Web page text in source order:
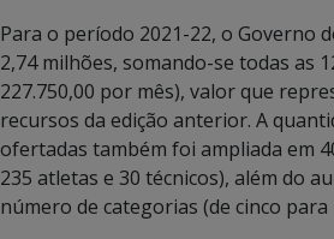
Para o período 2021-22, o Governo
2,74 milhões, somando-se todas as
227.750,00 por mês), valor que
recursos da edição anterior. A
ofertadas também foi ampliada em
235 atletas e 30 técnicos), além do
número de categorias (de cinco para